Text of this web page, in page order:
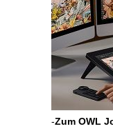
-Zum OWL